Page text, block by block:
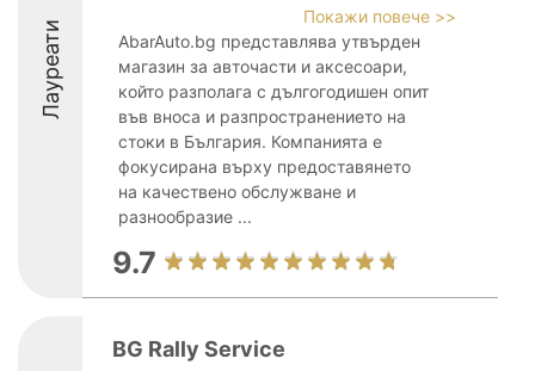
Лауреати
Покажи повече >>
AbarAuto.bg представлява утвърден
магазин за авточасти и аксесоари,
който разполага с дългогодишен опит
във вноса и разпространението на
стоки в България. Компанията е
фокусирана върху предоставянето
на качествено обслужване и
разнообразие ...
9.7
BG Rally Service